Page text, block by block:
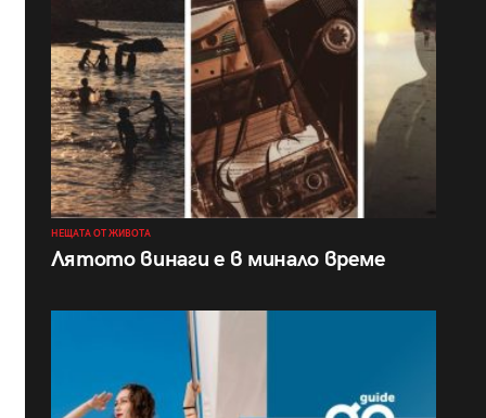
НЕЩАТА ОТ ЖИВОТА
Лятото винаги е в минало време